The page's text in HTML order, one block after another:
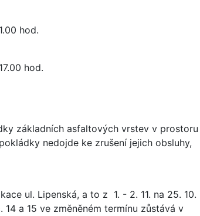
hod.
hod.
základních asfaltových vrstev v prostoru
nedojde ke zrušení jejich obsluhy,
ul. Lipenská, a to z 1. - 2. 11. na 25. 10.
a 15 ve změněném termínu zůstává v